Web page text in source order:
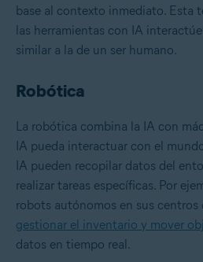
base al contexto inmediato. Esta
las herramientas con IA
similar a la de un ser humano.
Robótica
La robótica combina la IA con
IA pueda interactuar con el
IA pueden recopilar datos del
realizar tareas específicas. Por
robots autónomos en sus centros
gestionar el inventario y mover
datos en tiempo real.